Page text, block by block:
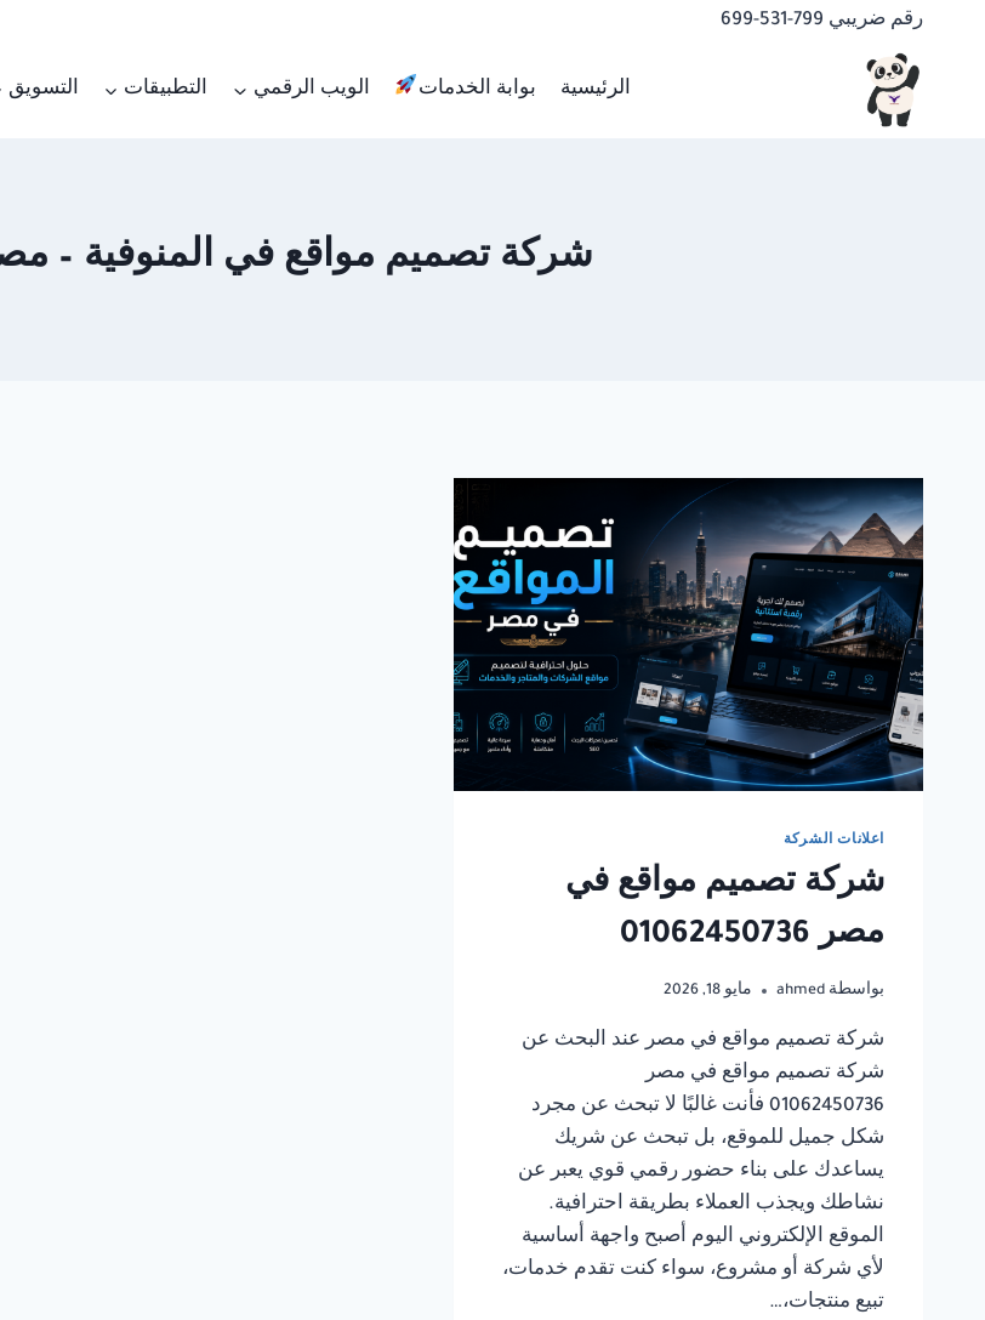
المحتوى
رقم ضريبي 799-531-699
الرئيسية بوابة الخدمات الويب الرقمي التطبيقات التسويق
شركة تصميم مواقع في المنوفية – مصر
اعلانات الشركة
شركة تصميم مواقع في
مصر 01062450736
بواسطة ahmed مايو 18, 2026
شركة تصميم مواقع في مصر عند البحث عن
شركة تصميم مواقع في مصر
01062450736 فأنت غالبًا لا تبحث عن مجرد
شكل جميل للموقع، بل تبحث عن شريك
يساعدك على بناء حضور رقمي قوي يعبر عن
نشاطك ويجذب العملاء بطريقة احترافية.
الموقع الإلكتروني اليوم أصبح واجهة أساسية
لأي شركة أو مشروع، سواء كنت تقدم خدمات،
تبيع منتجات،…